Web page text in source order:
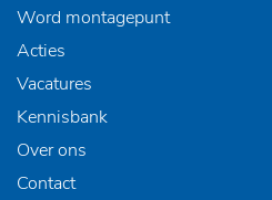
Word montagepunt
Acties
Vacatures
Kennisbank
Over ons
Contact